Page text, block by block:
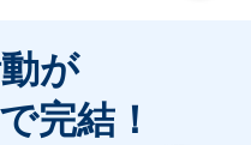
が
完結！